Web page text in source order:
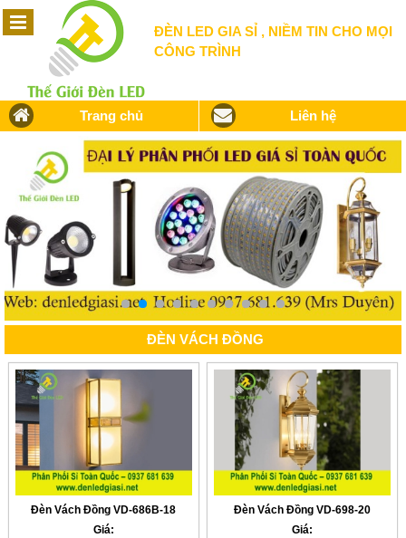
ĐÈN LED GIA SỈ , NIỀM TIN CHO MỌI
CÔNG TRÌNH
Trang chủ Liên hệ
ĐÈN VÁCH ĐỒNG
Đèn Vách Đồng VD-686B-18
Giá:
Đèn Vách Đồng VD-698-20
Giá: